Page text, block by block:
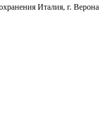
Италия, г. Верона